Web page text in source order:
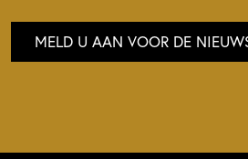
MELD U AAN VOOR DE